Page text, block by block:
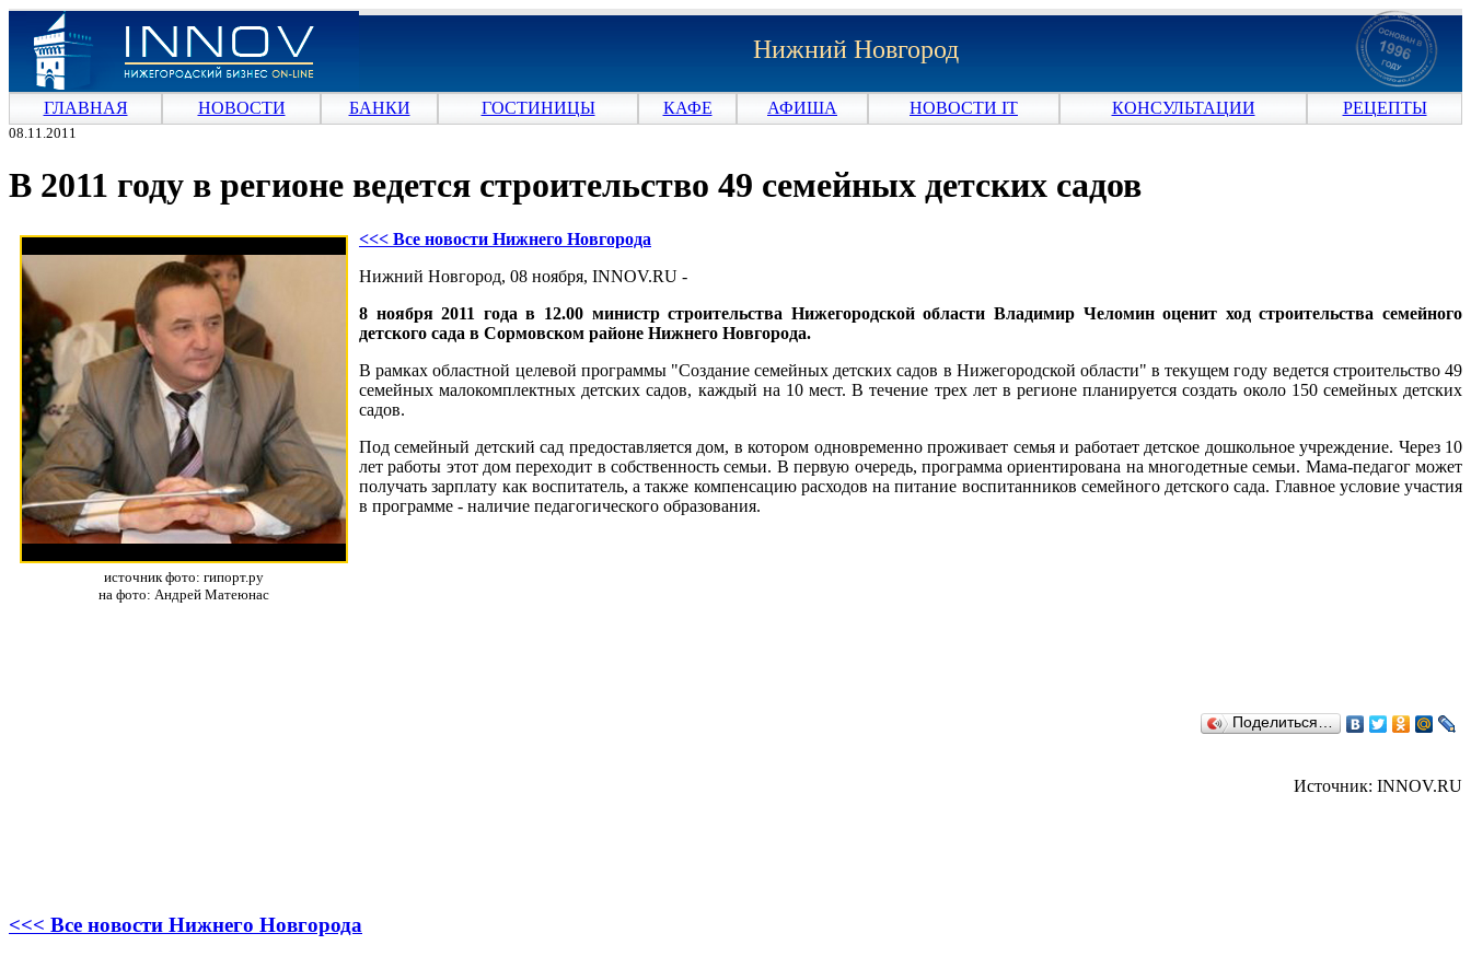
Нижний Новгород
ГЛАВНАЯ НОВОСТИ БАНКИ ГОСТИНИЦЫ КАФЕ АФИША НОВОСТИ IT КОНСУЛЬТАЦИИ РЕЦЕПТЫ
08.11.2011
В 2011 году в регионе ведется строительство 49 семейных детских садов
<<< Все новости Нижнего Новгорода
источник фото: гипорт.ру
на фото: Андрей Матеюнас
Нижний Новгород, 08 ноября, INNOV.RU -
8 ноября 2011 года в 12.00 министр строительства Нижегородской области Владимир Челомин оценит ход строительства семейного
детского сада в Сормовском районе Нижнего Новгорода.
В рамках областной целевой программы "Создание семейных детских садов в Нижегородской области" в текущем году ведется строительство 49
семейных малокомплектных детских садов, каждый на 10 мест. В течение трех лет в регионе планируется создать около 150 семейных детских
садов.
Под семейный детский сад предоставляется дом, в котором одновременно проживает семья и работает детское дошкольное учреждение. Через 10
лет работы этот дом переходит в собственность семьи. В первую очередь, программа ориентирована на многодетные семьи. Мама-педагог может
получать зарплату как воспитатель, а также компенсацию расходов на питание воспитанников семейного детского сада. Главное условие участия
в программе - наличие педагогического образования.
Поделиться…
Источник: INNOV.RU
<<< Все новости Нижнего Новгорода